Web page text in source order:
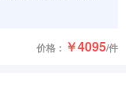
价格： ￥4095/件